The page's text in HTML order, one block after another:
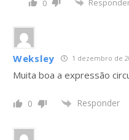
0
Weksley 1 dezembro de
Muita boa a expressão
0 Responder